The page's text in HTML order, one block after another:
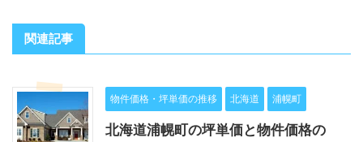
関連記事
物件価格・坪単価の推移 北海道 浦幌町
北海道浦幌町の坪単価と物件価格の